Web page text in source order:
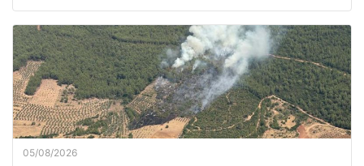
05/08/2026